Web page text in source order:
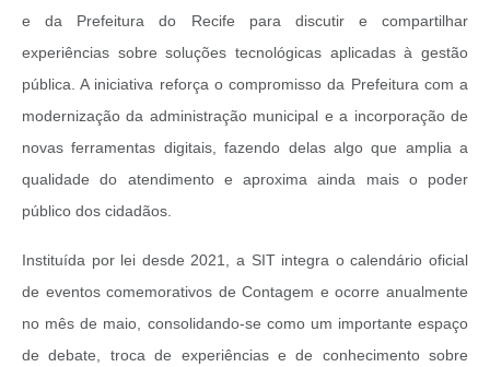
e da Prefeitura do Recife para discutir e compartilhar
experiências sobre soluções tecnológicas aplicadas à gestão
pública. A iniciativa reforça o compromisso da Prefeitura com a
modernização da administração municipal e a incorporação de
novas ferramentas digitais, fazendo delas algo que amplia a
qualidade do atendimento e aproxima ainda mais o poder
público dos cidadãos.
Instituída por lei desde 2021, a SIT integra o calendário oficial
de eventos comemorativos de Contagem e ocorre anualmente
no mês de maio, consolidando-se como um importante espaço
de debate, troca de experiências e de conhecimento sobre